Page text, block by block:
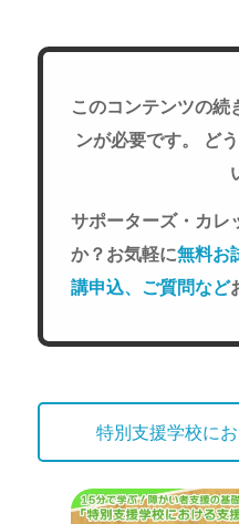
このコンテンツの続
ンが必要です。 ど
サポーターズ・カレ
か？お気軽に無料お
講申込、ご質問など
特別支援学校に